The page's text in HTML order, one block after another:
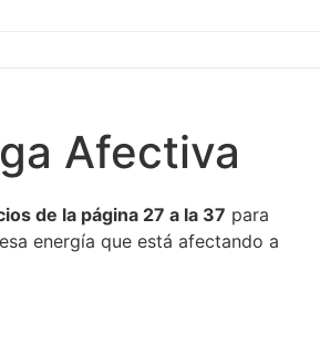
Afectiva
de la página 27 a la 37 para
energía que está afectando a